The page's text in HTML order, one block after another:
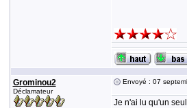
Grominou2
Déclamateur
Envoyé : 07
Je n'ai lu qu'un